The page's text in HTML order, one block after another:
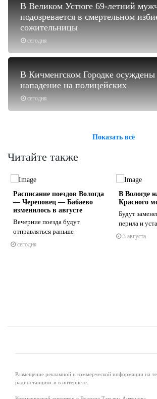
сегодня
В Великом Устюге 69-летний
подозревается в смертельном
сожительницы
сегодня
В Кичменгском Городке осуждены
нападение на полицейских
Показать всё
Читайте также
Расписание поездов Вологда
— Череповец — Бабаево
изменилось в августе
Вечерние поезда будут
отправляться раньше
сегодня
В Вологде
Красного
Будут
перила и
3 августа
Размещение рекламной и коммерческой информации на
радиостанциях и в интернете.